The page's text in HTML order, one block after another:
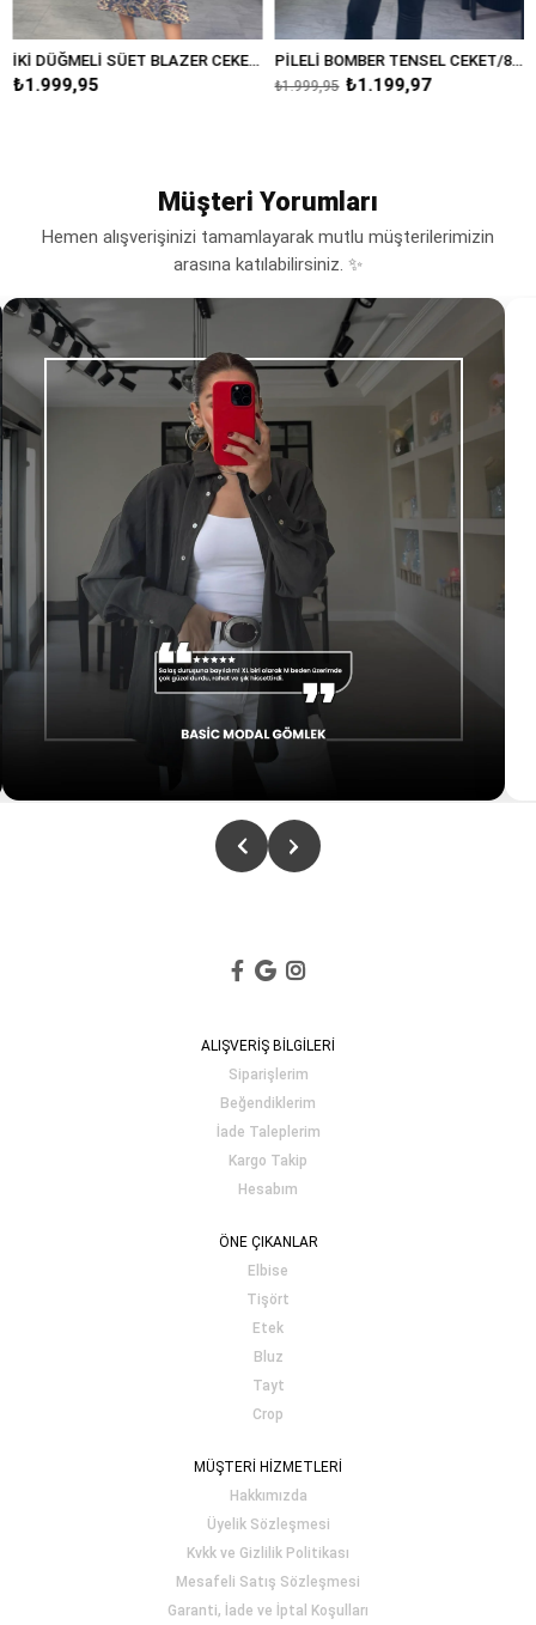
İKİ DÜĞMELİ SÜET BLAZER CEKET/8231 PİLELİ BOMBER TENSEL CEKET/8232
₺1.199,97 ₺1.999,95
Müşteri Yorumları
Hemen alışverişinizi tamamlayarak mutlu müşterilerimizin
arasına katılabilirsiniz. ✨
ALIŞVERİŞ BİLGİLERİ
Siparişlerim
Beğendiklerim
İade Taleplerim
Kargo Takip
Hesabım
ÖNE ÇIKANLAR
Elbise
Tişört
Etek
Bluz
Tayt
Crop
MÜŞTERİ HİZMETLERİ
Hakkımızda
Üyelik Sözleşmesi
Kvkk ve Gizlilik Politikası
Mesafeli Satış Sözleşmesi
Garanti, İade ve İptal Koşulları